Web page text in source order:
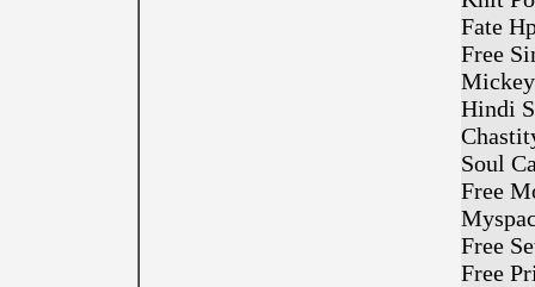
Fate
Free
Hindi
Soul
Free
Free
Free